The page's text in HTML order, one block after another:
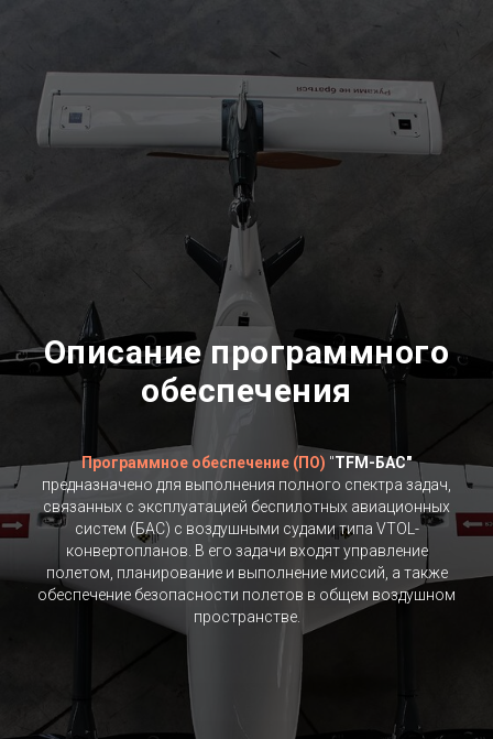
Описание программного
обеспечения
Программное обеспечение (ПО) "TFM-БАС"
предназначено для выполнения полного спектра задач,
связанных с эксплуатацией беспилотных авиационных
систем (БАС) с воздушными судами типа VTOL-
конвертопланов. В его задачи входят управление
полетом, планирование и выполнение миссий, а также
обеспечение безопасности полетов в общем воздушном
пространстве.